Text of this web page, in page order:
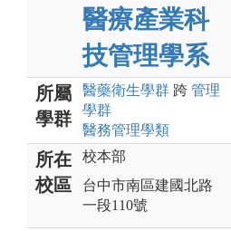
醫療產業科
技管理學系
所屬
學群
醫藥衛生學群 跨 管理
學群
醫務管理學類
所在
校區
校本部
台中市南區建國北路
一段110號